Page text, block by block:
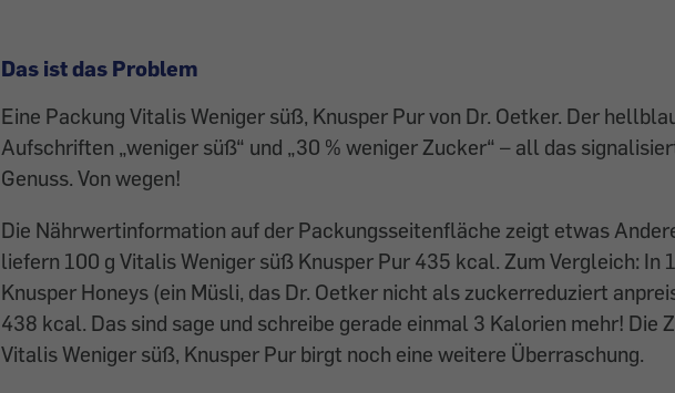
Das ist das Problem
Eine Packung Vitalis Weniger süß, Knusper Pur von Dr. Oetker. Der
Aufschriften „weniger süß“ und „30 % weniger Zucker“ – all das
Genuss. Von wegen!
Die Nährwertinformation auf der Packungsseitenfläche zeigt etwas
liefern 100 g Vitalis Weniger süß Knusper Pur 435 kcal. Zum Vergleich: In
Knusper Honeys (ein Müsli, das Dr. Oetker nicht als zucker­reduziert
438 kcal. Das sind sage und schreibe gerade einmal 3 Kalorien mehr! Die
Vitalis Weniger süß, Knusper Pur birgt noch eine weitere Überraschung.